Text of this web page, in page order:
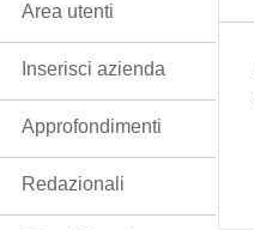
Area utenti
Inserisci azienda
Approfondimenti
Redazionali